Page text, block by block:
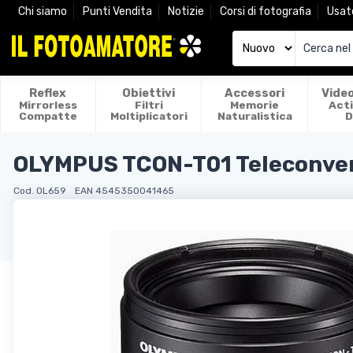
Chi siamo Punti Vendita Notizie Corsi di fotografia
Reflex
Mirrorless
Compatte
Obiettivi
Filtri
Moltiplicatori
Accessori
Memorie
Naturalistica
OLYMPUS TCON-T01
Cod. OL659 EAN 4545350041465